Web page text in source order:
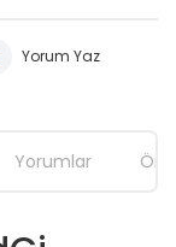
Yorum Yaz
Yorumlar